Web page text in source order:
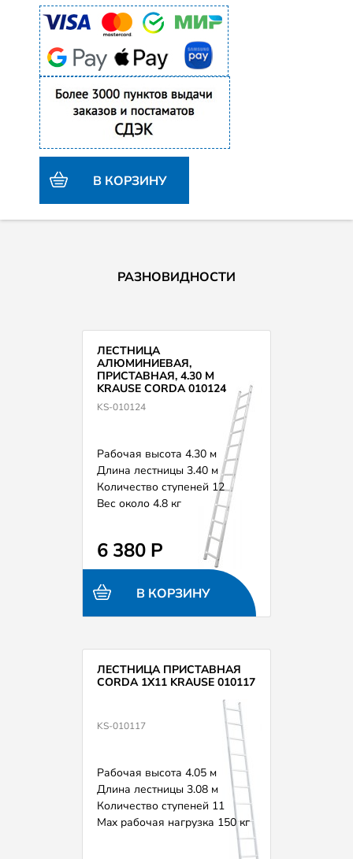
В КОРЗИНУ
РАЗНОВИДНОСТИ
ЛЕСТНИЦА
АЛЮМИНИЕВАЯ,
ПРИСТАВНАЯ, 4.30 М
KRAUSE CORDA 010124
KS-010124
Рабочая высота 4.30 м
Длина лестницы 3.40 м
Количество ступеней 12
Вес около 4.8 кг
6 380 Р
В КОРЗИНУ
ЛЕСТНИЦА ПРИСТАВНАЯ
CORDA 1Х11 KRAUSE 010117
KS-010117
Рабочая высота 4.05 м
Длина лестницы 3.08 м
Количество ступеней 11
Max рабочая нагрузка 150 кг